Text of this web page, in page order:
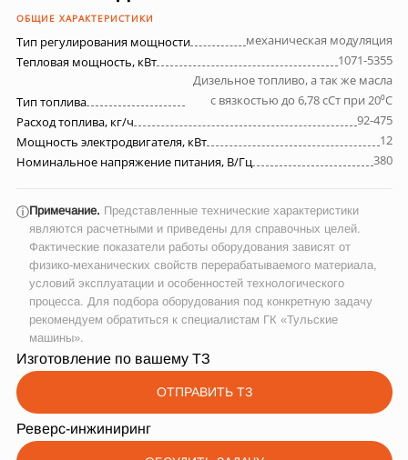
ОБЩИЕ ХАРАКТЕРИСТИКИ
Тип регулирования мощности
механическая модуляция
Тепловая мощность, кВт
1071-5355
Тип топлива
Дизельное топливо, а так же масла
с вязкостью до 6,78 сСт при 20⁰С
Расход топлива, кг/ч
92-475
Мощность электродвигателя, кВт
12
Номинальное напряжение питания, В/Гц
380
ⓘПримечание. Представленные технические характеристики
являются расчетными и приведены для справочных целей.
Фактические показатели работы оборудования зависят от
физико-механических свойств перерабатываемого материала,
условий эксплуатации и особенностей технологического
процесса. Для подбора оборудования под конкретную задачу
рекомендуем обратиться к специалистам ГК «Тульские
машины».
Изготовление по вашему ТЗ
ОТПРАВИТЬ ТЗ
Реверс-инжиниринг